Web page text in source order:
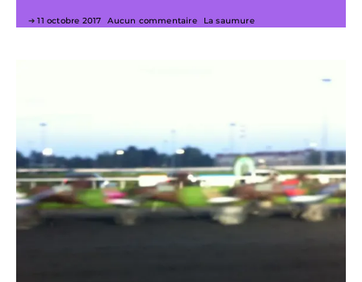
11 octobre 2017 Aucun commentaire La saumure